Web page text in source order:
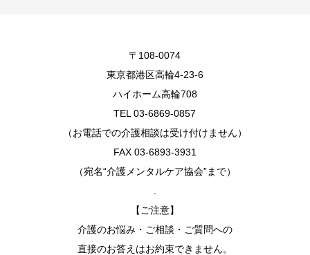
〒108-0074
東京都港区高輪4-23-6
ハイホーム高輪708
TEL 03-6869-0857
（お電話での介護相談は受け付けません）
FAX 03-6893-3931
（宛名“介護メンタルケア協会”まで）
【ご注意】
介護のお悩み・ご相談・ご質問への
直接のお答えはお約束できません。